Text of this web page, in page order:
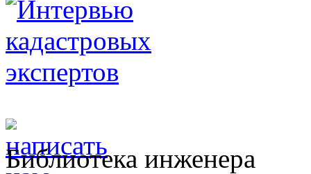
Библиотека инженера